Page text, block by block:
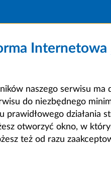
Internetowa
naszego serwisu ma
do niezbędnego
prawidłowego działania
otworzyć okno, w
też od razu